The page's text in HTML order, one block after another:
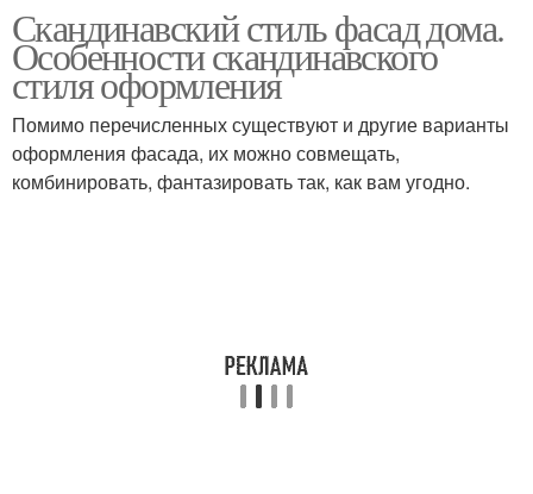
Скандинавский стиль фасад дома.
Особенности скандинавского
стиля оформления
Помимо перечисленных существуют и другие варианты
оформления фасада, их можно совмещать,
комбинировать, фантазировать так, как вам угодно.